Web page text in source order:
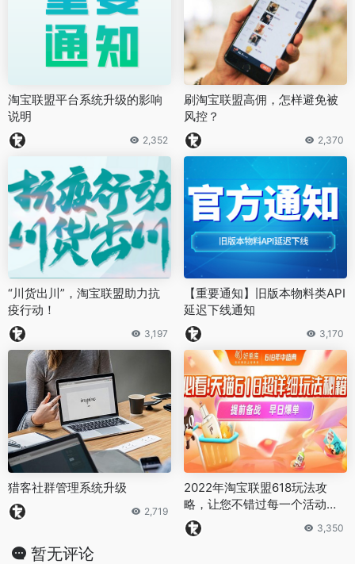
淘宝联盟平台系统升级的影响
说明
2,352
刷淘宝联盟高佣，怎样避免被
风控？
2,370
“川货出川”，淘宝联盟助力抗
疫行动！
3,197
【重要通知】旧版本物料类API
延迟下线通知
3,170
猎客社群管理系统升级
2,719
2022年淘宝联盟618玩法攻
略，让您不错过每一个活动推
广爆发点！
3,350
暂无评论